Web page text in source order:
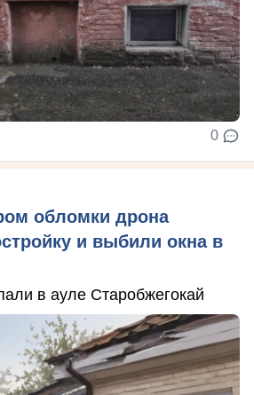
0
обломки дрона
и выбили окна в
в ауле Старобжегокай